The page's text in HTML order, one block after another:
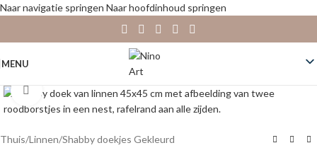
Naar navigatie springen Naar hoofdinhoud springen
MENU
Klik om te vergroten
Thuis/Linnen/Shabby doekjes Gekleurd